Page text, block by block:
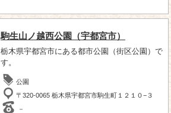
駒生山ノ越西公園（宇都宮市）
栃木県宇都宮市にある都市公園（街区公園）で
す。
公園
〒320-0065 栃木県宇都宮市駒生町１２１０−３
－